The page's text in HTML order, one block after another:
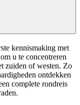
kennismaking met
u te concentreren
zuiden of westen. Zo
ontdekken
complete rondreis